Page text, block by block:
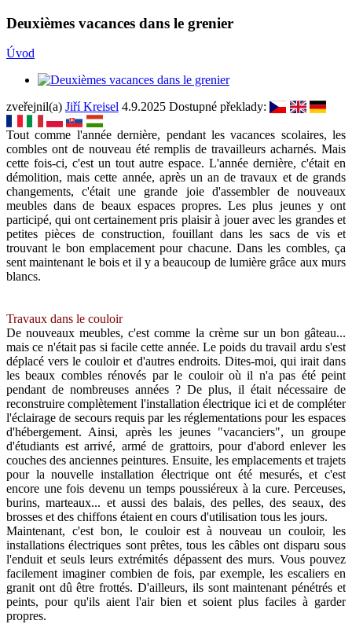
Deuxièmes vacances dans le grenier
Úvod
zveřejnil(a) Jiří Kreisel 4.9.2025 Dostupné překlady:
Tout comme l'année dernière, pendant les vacances scolaires, les
combles ont de nouveau été remplis de travailleurs acharnés. Mais
cette fois-ci, c'est un tout autre espace. L'année dernière, c'était en
démolition, mais cette année, après un an de travaux et de grands
changements, c'était une grande joie d'assembler de nouveaux
meubles dans de beaux espaces propres. Les plus jeunes y ont
participé, qui ont certainement pris plaisir à jouer avec les grandes et
petites pièces de construction, fouillant dans les sacs de vis et
trouvant le bon emplacement pour chacune. Dans les combles, ça
sent maintenant le bois et il y a beaucoup de lumière grâce aux murs
blancs.
Travaux dans le couloir
De nouveaux meubles, c'est comme la crème sur un bon gâteau...
mais ce n'était pas si facile cette année. Le poids du travail ardu s'est
déplacé vers le couloir et d'autres endroits. Dites-moi, qui irait dans
les beaux combles rénovés par le couloir où il n'a pas été peint
pendant de nombreuses années ? De plus, il était nécessaire de
reconstruire complètement l'installation électrique ici et de compléter
l'éclairage de secours requis par les réglementations pour les espaces
d'hébergement. Ainsi, après les jeunes "vacanciers", un groupe
d'étudiants est arrivé, armé de grattoirs, pour d'abord enlever les
couches des anciennes peintures. Ensuite, les emplacements et trajets
pour la nouvelle installation électrique ont été mesurés, et c'est
encore une fois devenu un temps poussiéreux à la cure. Perceuses,
burins, marteaux... et aussi des balais, des pelles, des seaux, des
brosses et des chiffons étaient en cours d'utilisation tous les jours.
Maintenant, c'est bon, le couloir est à nouveau un couloir, les
installations électriques sont prêtes, tous les câbles ont disparu sous
l'enduit et seuls leurs extrémités dépassent des murs. Vous pouvez
facilement imaginer combien de fois, par exemple, les escaliers en
granit ont dû être frottés. D'ailleurs, ils sont maintenant pénétrés et
peints, pour qu'ils aient l'air bien et soient plus faciles à garder
propres.